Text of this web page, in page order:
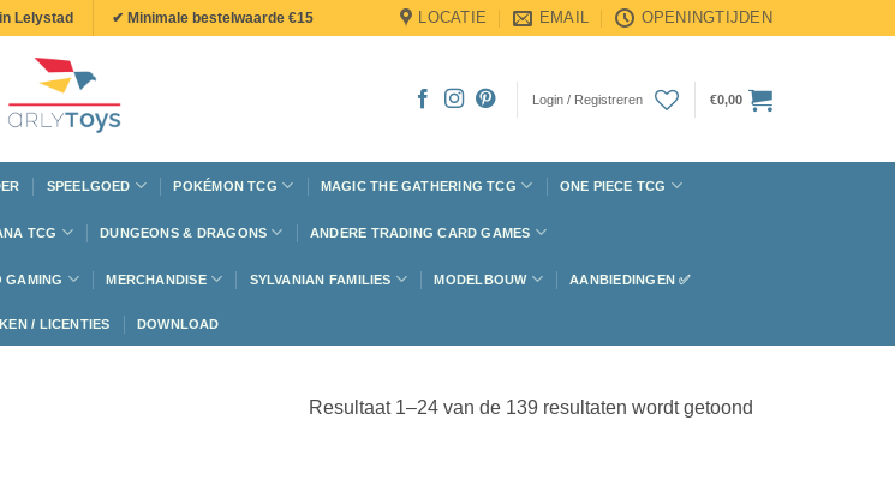
Lelystad ✔ Minimale bestelwaarde €15 LOCATIE EMAIL OPENINGTIJDEN
Login / Registreren €0,00
SPEELGOED POKÉMON TCG MAGIC THE GATHERING TCG ONE PIECE TCG
TCG DUNGEONS & DRAGONS ANDERE TRADING CARD GAMES
GAMING MERCHANDISE SYLVANIAN FAMILIES MODELBOUW AANBIEDINGEN ✅
/ LICENTIES DOWNLOAD
Resultaat 1–24 van de 139 resultaten wordt getoond